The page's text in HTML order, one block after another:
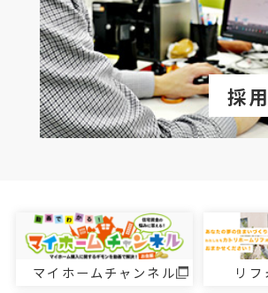
採
マイホームチャンネル リフ